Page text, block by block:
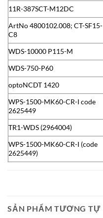
11R-387SCT-M12DC
ArtNo 4800102.008; CT-SF15-
C8
WDS-10000 P115-M
WDS-750-P60
optoNCDT 1420
WPS-1500-MK60-CR-I code
2625449
TR1-WDS (2964004)
WPS-1500-MK60-CR-I (code
2625449)
SẢN PHẨM TƯƠNG TỰ